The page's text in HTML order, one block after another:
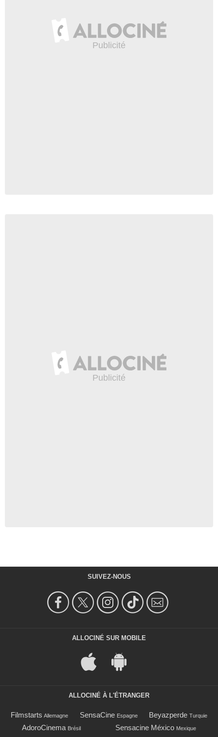
SUIVEZ-NOUS
ALLOCINÉ SUR MOBILE
ALLOCINÉ À L'ÉTRANGER
Filmstarts Allemagne SensaCine Espagne Beyazperde Turquie
AdoroCinema Brésil Sensacine México Mexique